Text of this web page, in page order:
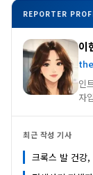
REPORTER
이
인
자
최근 작성 기사
크록스 발 건강